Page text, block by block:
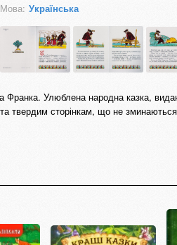
Мова: Українська
Франка. Улюблена народна казка,
сторінкам, що не